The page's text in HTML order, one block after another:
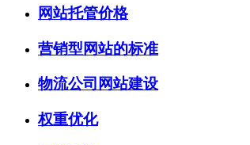
网站托管价格
营销型网站的标准
物流公司网站建设
权重优化